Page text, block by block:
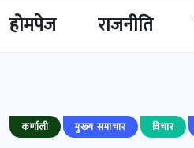
होमपेज राजनीति
कर्णाली मुख्‍य समाचार विचार